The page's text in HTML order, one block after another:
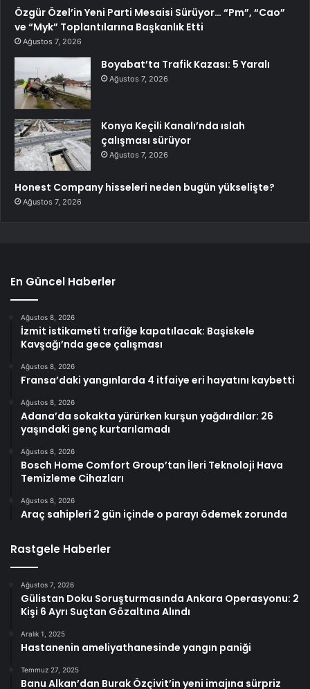
Özgür Özel’in Yeni Parti Mesaisi Sürüyor… “Pm”, “Cao”
ve “Myk” Toplantılarına Başkanlık Etti
Ağustos 7, 2026
Boyabat’ta Trafik Kazası: 5 Yaralı
Ağustos 7, 2026
Konya Keçili Kanalı’nda ıslah
çalışması sürüyor
Ağustos 7, 2026
Honest Company hisseleri neden bugün yükselişte?
Ağustos 7, 2026
En Güncel Haberler
Ağustos 8, 2026
İzmit istikameti trafiğe kapatılacak: Başiskele
Kavşağı’nda gece çalışması
Ağustos 8, 2026
Fransa’daki yangınlarda 4 itfaiye eri hayatını kaybetti
Ağustos 8, 2026
Adana’da sokakta yürürken kurşun yağdırdılar: 26
yaşındaki genç kurtarılamadı
Ağustos 8, 2026
Bosch Home Comfort Group’tan İleri Teknoloji Hava
Temizleme Cihazları
Ağustos 8, 2026
Araç sahipleri 2 gün içinde o parayı ödemek zorunda
Rastgele Haberler
Ağustos 7, 2026
Gülistan Doku Soruşturmasında Ankara Operasyonu: 2
Kişi 6 Ayrı Suçtan Gözaltına Alındı
Aralık 1, 2025
Hastanenin ameliyathanesinde yangın paniği
Temmuz 27, 2025
Banu Alkan’dan Burak Özçivit’in yeni imajına sürpriz